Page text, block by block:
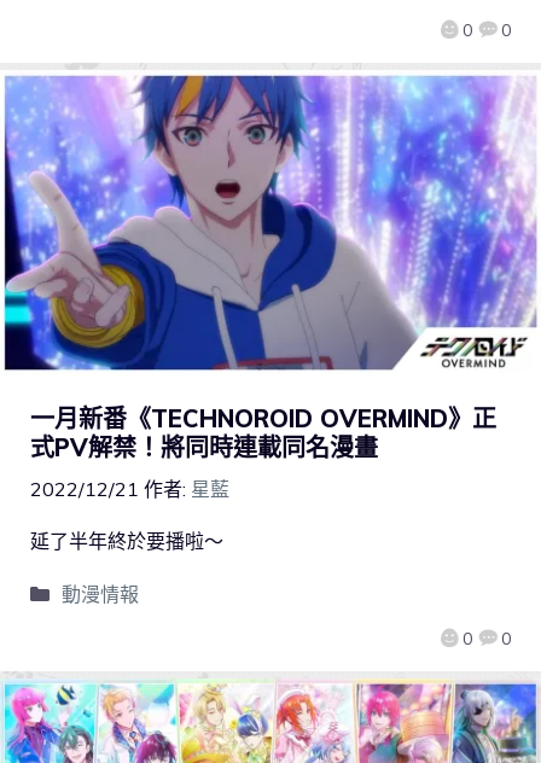
0 0
一月新番《TECHNOROID OVERMIND》正
式PV解禁！將同時連載同名漫畫
2022/12/21 作者: 星藍
0 0
延了半年終於要播啦～
動漫情報